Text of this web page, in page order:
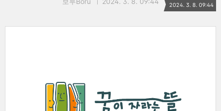
2024. 3. 8. 09:44